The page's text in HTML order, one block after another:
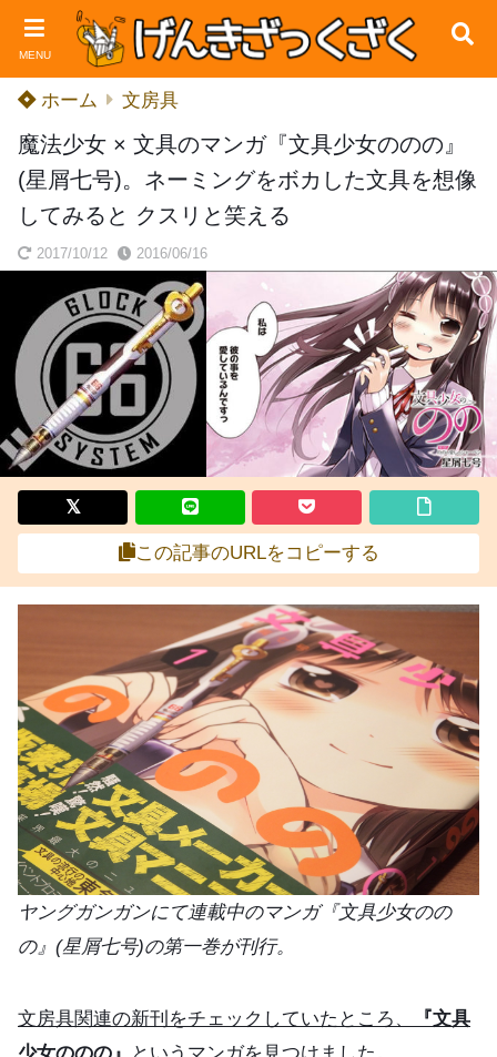
MENU
ホーム 文房具
魔法少女 × 文具のマンガ『文具少女ののの』
(星屑七号)。ネーミングをボカした文具を想像
してみると クスリと笑える
2017/10/12 2016/06/16
この記事のURLをコピーする
ヤングガンガンにて連載中のマンガ『文具少女のの
の』(星屑七号)の第一巻が刊行。
文房具関連の新刊をチェックしていたところ、
『文具